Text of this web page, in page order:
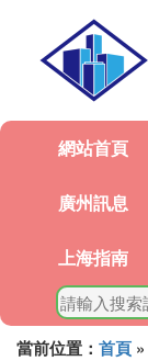
網站首頁
廣州訊息
上海指南
當前位置： 首頁 »